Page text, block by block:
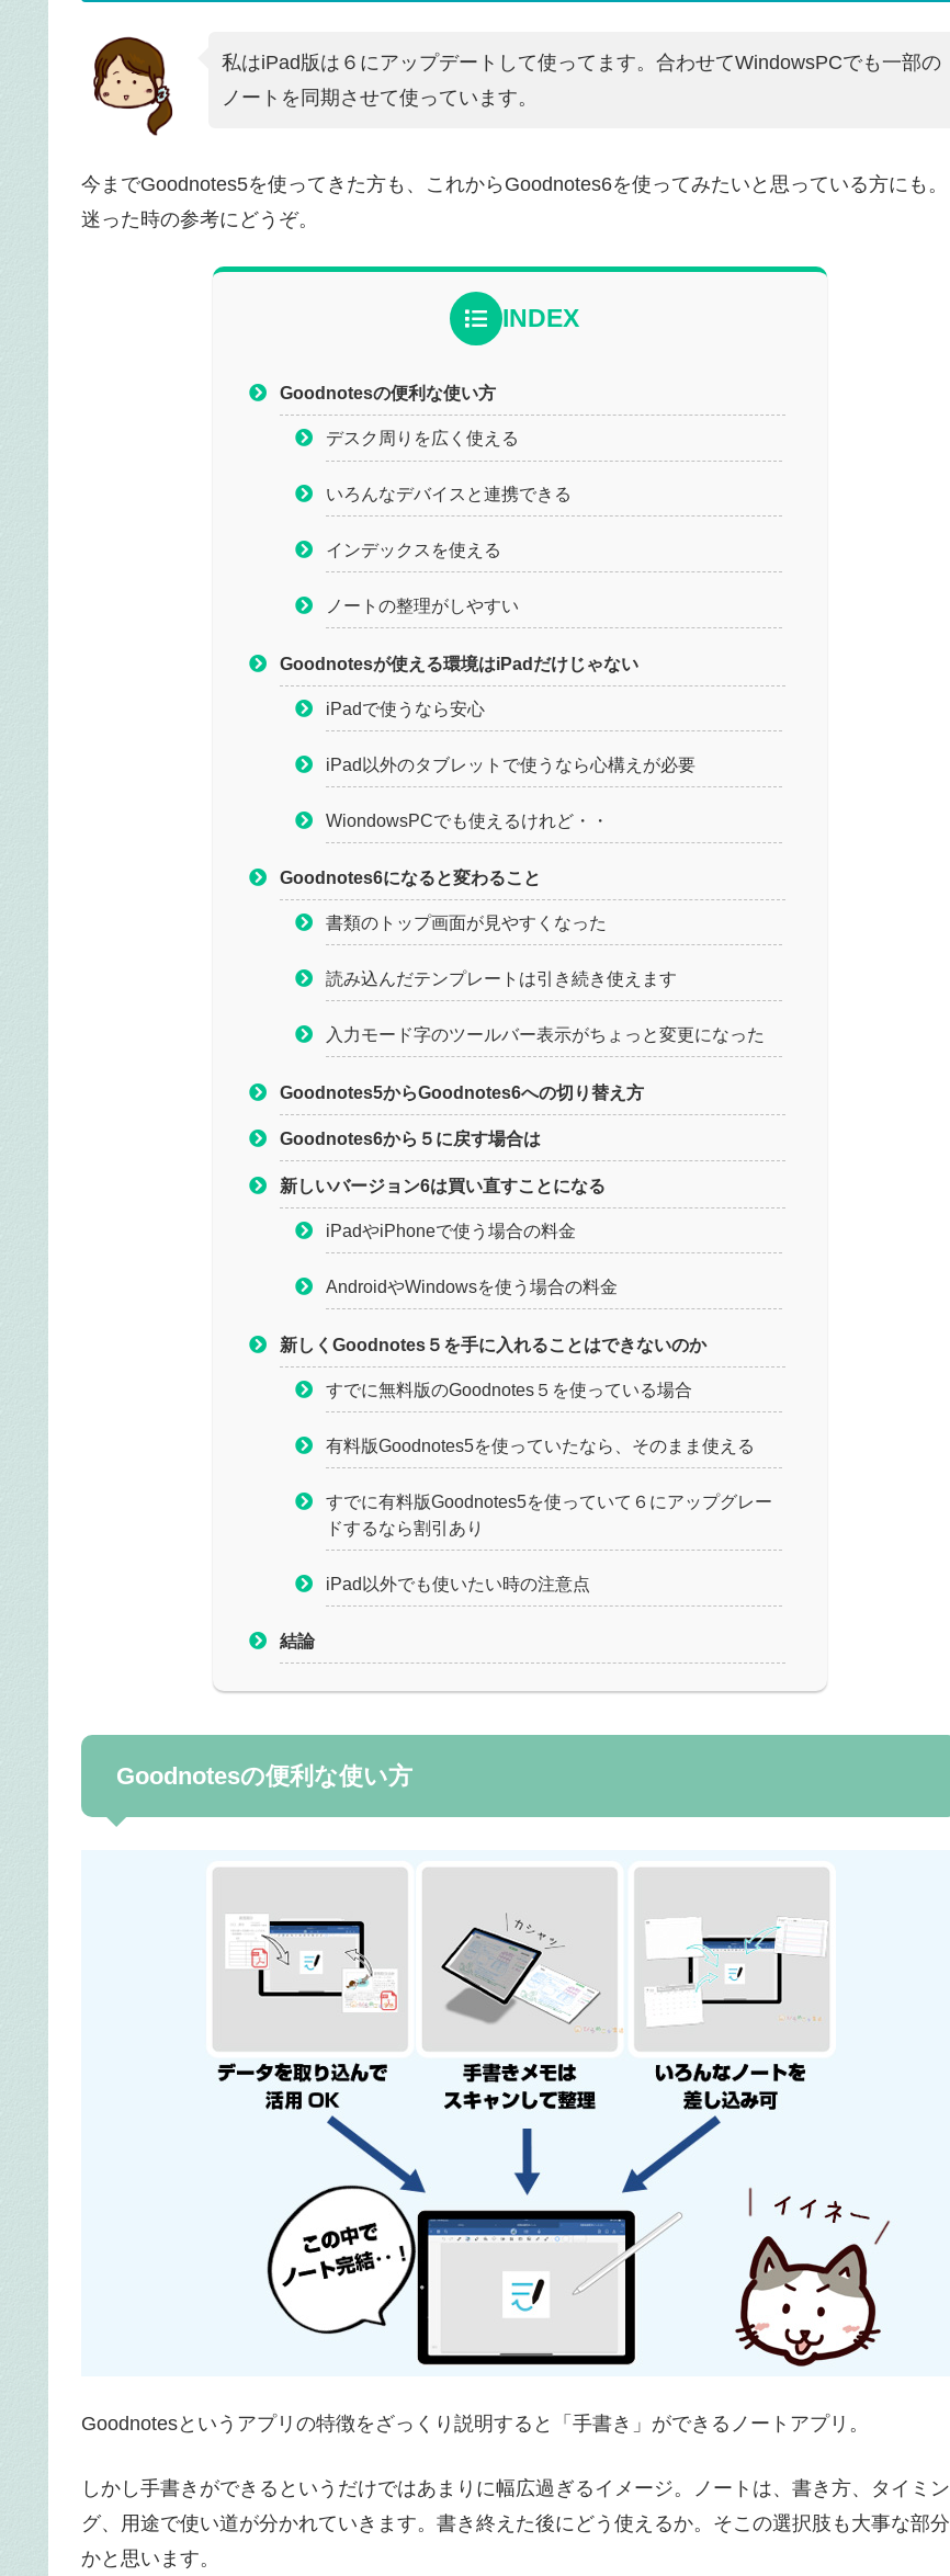
私はiPad版は６にアップデートして使ってます。合わせてWindowsPCでも一部の
ノートを同期させて使っています。
今までGoodnotes5を使ってきた方も、これからGoodnotes6を使ってみたいと思っている方にも。
迷った時の参考にどうぞ。
INDEX
Goodnotesの便利な使い方
デスク周りを広く使える
いろんなデバイスと連携できる
インデックスを使える
ノートの整理がしやすい
Goodnotesが使える環境はiPadだけじゃない
iPadで使うなら安心
iPad以外のタブレットで使うなら心構えが必要
WiondowsPCでも使えるけれど・・
Goodnotes6になると変わること
書類のトップ画面が見やすくなった
読み込んだテンプレートは引き続き使えます
入力モード字のツールバー表示がちょっと変更になった
Goodnotes5からGoodnotes6への切り替え方
Goodnotes6から５に戻す場合は
新しいバージョン6は買い直すことになる
iPadやiPhoneで使う場合の料金
AndroidやWindowsを使う場合の料金
新しくGoodnotes５を手に入れることはできないのか
すでに無料版のGoodnotes５を使っている場合
有料版Goodnotes5を使っていたなら、そのまま使える
すでに有料版Goodnotes5を使っていて６にアップグレー
ドするなら割引あり
iPad以外でも使いたい時の注意点
結論
Goodnotesの便利な使い方
Goodnotesというアプリの特徴をざっくり説明すると「手書き」ができるノートアプリ。
しかし手書きができるというだけではあまりに幅広過ぎるイメージ。ノートは、書き方、タイミン
グ、用途で使い道が分かれていきます。書き終えた後にどう使えるか。そこの選択肢も大事な部分
かと思います。